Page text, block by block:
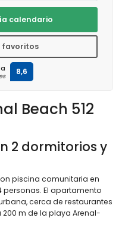
Beach 512
2 dormitorios y
piscina comunitaria en
personas. El apartamento
cerca de restaurantes
m de la playa Arenal-
calendario
favoritos
8,6